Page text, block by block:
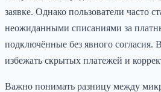
заявке. Однако пользователи часто
неожиданными списаниями за
подключённые без явного согласия.
избежать скрытых платежей и
Важно понимать разницу между